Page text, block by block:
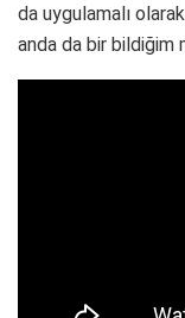
da uygulamalı
anda da bir bildiğim